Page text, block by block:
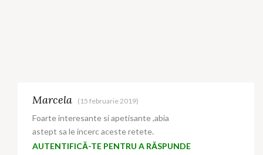
Marcela (15 februarie 2019)
Foarte interesante si apetisante ,abia
astept sa le incerc aceste retete.
AUTENTIFICĂ-TE PENTRU A RĂSPUNDE